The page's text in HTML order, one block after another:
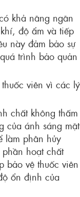
khả năng ngăn
độ ẩm và tiếp
này đảm bảo sự
trình bảo quản
viên vì các lý
chất không thấm
của ánh sáng mặt
làm phân hủy
hoạt chất
bảo vệ thuốc viên
ổn định của